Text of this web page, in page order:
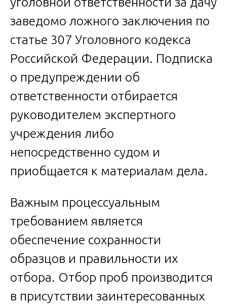
заведомо ложного заключения по
статье 307 Уголовного кодекса
Российской Федерации. Подписка
о предупреждении об
ответственности отбирается
руководителем экспертного
учреждения либо
непосредственно судом и
приобщается к материалам дела.
Важным процессуальным
требованием является
обеспечение сохранности
образцов и правильности их
отбора. Отбор проб производится
в присутствии заинтересованных